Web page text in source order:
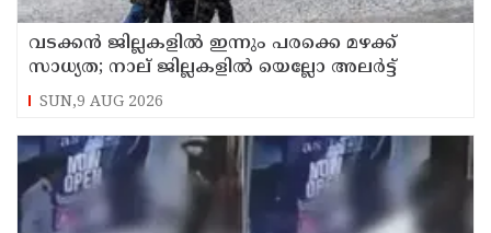
വടക്കന്‍ ജില്ലകളില്‍ ഇന്നും പരക്കെ മഴക്ക്
സാധ്യത; നാല് ജില്ലകളില്‍ യെല്ലോ അലര്‍ട്ട്
SUN,9 AUG 2026